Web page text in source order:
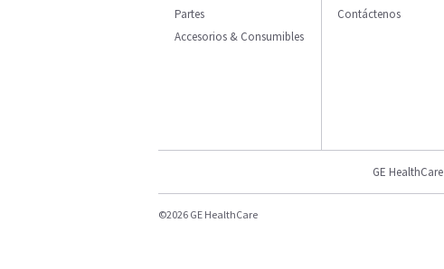
Partes
Accesorios & Consumibles
Contáctenos
GE HealthCare
©2026 GE HealthCare